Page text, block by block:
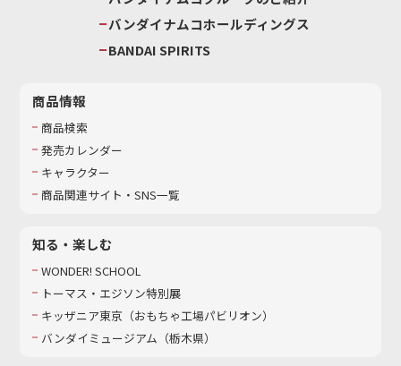
バンダイナムコホールディングス
BANDAI SPIRITS
商品情報
商品検索
発売カレンダー
キャラクター
商品関連サイト・SNS一覧
知る・楽しむ
WONDER! SCHOOL
トーマス・エジソン特別展
キッザニア東京（おもちゃ工場パビリオン）​
バンダイミュージアム（栃木県）